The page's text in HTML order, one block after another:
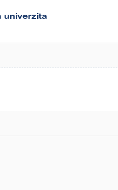
univerzita